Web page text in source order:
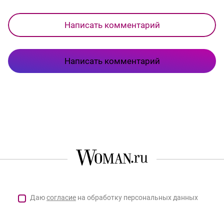
Написать комментарий
Написать комментарий
Даюсогласие на обработку персональных данных